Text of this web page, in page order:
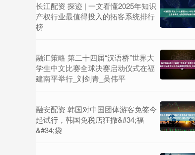
长江配资 探迹 | 一文看懂2025年知识
产权行业最值得投入的拓客系统排行
榜
融汇策略 第二十四届“汉语桥”世界大
学生中文比赛全球决赛启动仪式在福
建南平举行_刘剑青_吴伟平
融安配资 韩国对中国团体游客免签今
起试行，韩国免税店狂撒&#34;福
&#34;袋